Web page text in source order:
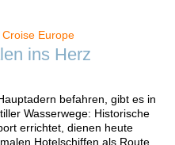
Europe
ins Herz
befahren, gibt es in
Wasserwege: Historische
errichtet, dienen heute
Hotelschiffen als Route.